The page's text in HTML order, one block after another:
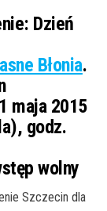
Dzień
Błonia.
maja 2015
godz.
wolny
Szczecin dla